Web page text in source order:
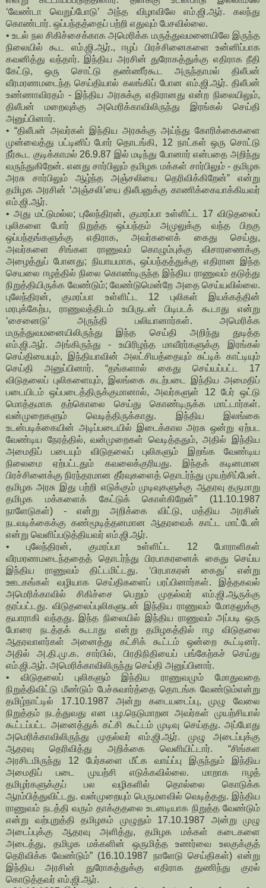
‘வேண்டா வெறுப்போடு’ அந்த விழாவிலே எம்.ஜி.ஆர். கலந்து
கொண்டார். ஒப்பந்தத்தைப் பற்றி எதுவும் பேசவில்லை.
• உடல் நல சிகிச்சைக்காக அமெரிக்க மருத்துவமனையிலே இருந்த
நிலையில் கூட எம்.ஜி.ஆர்., ஈழப் பிரச்சினைகளை உன்னிப்பாக
கவனித்து வந்தார். இந்திய அரசின் துரோகத்துக்கு எதிராக நீதி
கேட்டு, ஒரு சொட்டு தண்ணீர்கூட அருந்தாமல் திலீபன்
வீரமரணமடைந்த செய்தியால் கலங்கிப் போன எம்.ஜி.ஆர். திலீபன்
உண்ணாவிரதம் - இந்திய அரசுக்கு எதிரானது என்ற நிலையிலும்,
திலீபன் மறைவுக்கு அமெரிக்காவிலிருந்து இரங்கல் செய்தி
அனுப்பினார்.
• “திலீபன் அவர்கள் இந்திய அரசுக்கு அய்ந்து கோரிக்கைகளை
முன்வைத்து பட்டினிப் போர் தொடங்கி, 12 நாட்கள் ஒரு சொட்டு
நீர்கூட குடிக்காமல் 26.9.87 இல் மடிந்து போனார் என்பதை அறிந்து
வருந்துகிறேன். எனது சார்பிலும் தமிழக மக்கள் சார்பிலும் - தமிழக
அரசு சார்பிலும் ஆழ்ந்த அஞ்சலியை தெரிவிக்கிறேன்” என்று
தமிழக அரசின் ‘அஞ்சலி’யை திலீபனுக்கு காணிக்கையாக்கியவர்
எம்.ஜி.ஆர்.
• அது மட்டுமல்ல; புலேந்திரன், குமரப்பா உள்ளிட்ட 17 விடுதலைப்
புலிகளை போர் நிறுத்த ஒப்பந்தம் அமுலுக்கு வந்த பிறகு
ஒப்பந்தங்களுக்கு எதிராக, அவர்களைக் கைது செய்து,
அவர்களை சிங்கள ராணுவம் கொழும்புக்கு விசாரணைக்கு
அழைத்துப் போனது; நியாயமாக, ஒப்பந்தத்துக்கு எதிரான இந்த
செயலை ஈழத்தில் நிலை கொண்டிருந்த இந்திய ராணுவம் தடுத்து
நிறுத்தியிருக்க வேண்டும்; வேண்டுமென்றே அதை செய்யவில்லை.
புலேந்திரன், குமரப்பா உள்ளிட்ட 12 புலிகள் இயக்கத்தின்
மரபுக்கேற்ப, ராணுவத்திடம் உயிருடன் பிடிபடக் கூடாது என்று
‘சைனைடு’ அருந்தி பலியானார்கள். அமெரிக்க
மருத்துவமனையிலிருந்து இந்த செய்தி அறிந்து துடித்த
எம்.ஜி.ஆர். அங்கிருந்து - உயிரிழந்த மாவீரர்களுக்கு இரங்கல்
செய்தியையும், இந்தியாவின் அலட்சியத்தையும் சுட்டிக் காட்டியும்
செய்தி அனுப்பினார். “தங்களால் கைது செய்யப்பட்ட 17
விடுதலைப் புலிகளையும், இலங்கை கடற்படை இந்திய அமைதிப்
படையிடம் ஒப்படைத்திருக்குமானால், அவர்களுள் 12 பேர் ஒட்டு
மொத்தமாக தற்கொலை செய்து கொண்டிருக்க மாட்டார்கள்.
வன்முறைகளும் வெடித்திருக்காது. இந்திய இலங்கை
உடன்படிக்கையின் அடிப்படையில் இடைக்கால அரசு ஒன்று ஏற்பட
வேண்டிய நேரத்தில், வன்முறைகள் வெடித்ததும், அதில் இந்திய
அமைதிப் படையும் விடுதலைப் புலிகளும் இறங்க வேண்டிய
நிலைமை ஏற்பட்டதும் கவலைக்குரியது. இந்தக் கடினமான
பிரச்சினைக்கு நிரந்தரமான தீர்வுகளைத் தொடர்ந்து முயற்சிப்பேன்.
தமிழக அரசு இது பற்றி எடுக்கும் முடிவுகளுக்கு ஆதரவு தருமாறு
தமிழக மக்களைக் கேட்டுக் கொள்கிறேன்” (11.10.1987
நாளேடுகள்) - என்று அறிக்கை விட்டு, மத்திய அரசின்
நடவடிக்கைக்கு கண்மூடித்தனமான ஆதரவைக் காட்ட மாட்டேன்
என்று வெளிப்படுத்தியவர் எம்.ஜி.ஆர்.
• புலேந்திரன், குமரப்பா உள்ளிட்ட 12 போராளிகள்
வீரமரணமடைந்ததைத் தொடர்ந்து பிரபாகரனைக் கைது செய்ய
இந்திய ராணுவம் திட்டமிட்டது. ‘பிரபாகரன் கைது’ என்று
ஊடகங்கள் வழியாக செய்திகளைப் பரப்பினார்கள். இத்தகவல்
அமெரிக்காவில் சிகிச்சை பெறும் முதல்வர் எம்.ஜி.ஆருக்கு
தரப்பட்டது. விடுதலைப்புலிகளுடன் இந்திய ராணுவம் மோதலுக்கு
தயாராகி வந்தது. இந்த நிலையில் இந்திய ராணுவம் அப்படி ஒரு
போரை நடத்தக் கூடாது என்று தமிழகத்தில் ஈழ விடுதலை
ஆதரவாளர்கள் அனைத்து கட்சிக் கூட்டம் ஒன்றை கூட்டினர்.
அதில் அ.தி.மு.க. சார்பில், பிரதிநிதியைப் பங்கேற்கச் செய்து
எம்.ஜி.ஆர். அமெரிக்காவிலிருந்து செய்தி அனுப்பினார்.
• விடுதலைப் புலிகளும் இந்திய ராணுவமும் மோதுவதை
நிறுத்திவிட்டு மீண்டும் பேச்சுவார்த்தை தொடங்க வேண்டும்என்று
தமிழ்நாட்டில் 17.10.1987 அன்று கடையடைப்பு, முழு வேலை
நிறுத்தம் நடத்துவது என பழ.நெடுமாறன அவர்கள் முயற்சியால்
கூட்டப்பட்ட அனைத்துக் கட்சி கூட்டம் முடிவு செய்தது. அப்போது
அமெரிக்காவிலிருந்து முதல்வர் எம்.ஜி.ஆர். முழு அடைப்புக்கு
ஆதரவு தெரிவித்து அறிக்கை வெளியிட்டார். “சிங்கள
அரசிடமிருந்து 12 பேர்களை மீட்க வாய்ப்பு இருந்தும் இந்திய
அமைதிப் படை முயற்சி எடுக்கவில்லை. மாறாக ஈழத்
தமிழர்களுக்குப் பல வழிகளில் தொல்லை கொடுக்க
ஆரம்பித்துவிட்டது. வன்முறையும் பெருமளவில் வெடித்தது. இந்திய
ராணுவம் நடத்தி வரும் தாக்குதலை உடனடியாக நிறுத்த வேண்டும்
என்று வற்புறுத்தி தமிழகம் முழுதும் 17.10.1987 அன்று முழு
அடைப்புக்கு ஆதரவு அளித்து, தமிழக மக்கள் கடைகளை
அடைத்து, தமிழக மக்களின் ஒருமித்த உணர்வை உலகுக்குத்
தெரிவிக்க வேண்டும்” (16.10.1987 நாளேடு செய்திகள்) என்று
இந்திய அரசின் துரோகத்துக்கு எதிராக துணிந்து குரல்
கொடுத்தவர் எம்.ஜி.ஆர்.